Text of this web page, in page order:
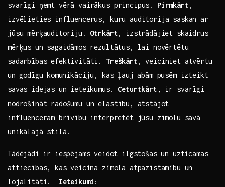
svarīgi ņemt vērā vairākus principus. Pirmkārt ,
izvēlieties influencerus, kuru auditorija saskan ar‌
jūsu mērķauditoriju.⁢ Otrkārt, izstrādājiet skaidrus
mērķus un sagaidāmos ⁢rezultātus, lai​ novērtētu
sadarbības efektivitāti. Treškārt , veiciniet atvērtu
un ⁢godīgu ⁢komunikāciju, kas ļauj abām pusēm izteikt‍
savas idejas un ⁤ieteikumus.‍ Ceturtkārt , ir svarīgi
nodrošināt radošumu un elastību,⁣ atstājot
influenceram ⁤brīvību interpretēt jūsu zīmolu ‌savā
unikālajā stilā.
Tādējādi ⁢ir iespējams⁣ veidot ilgstošas un uzticamas
attiecības, ‌kas⁣ veicina zīmola atpazīstamību un
lojalitāti. ​ Ieteikumi :